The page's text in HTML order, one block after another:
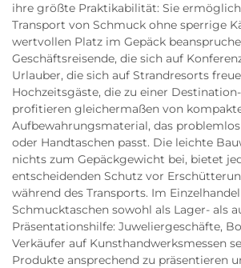
ihre größte Praktikabilität: Sie
Transport von Schmuck ohne sperrige
wertvollen Platz im Gepäck
Geschäftsreisende, die sich auf
Urlauber, die sich auf Strandresorts
Hochzeitsgäste, die zu einer
profitieren gleichermaßen von
Aufbewahrungsmaterial, das
oder Handtaschen passt. Die leichte
nichts zum Gepäckgewicht bei, bietet
entscheidenden Schutz vor
während des Transports. Im
Schmucktaschen sowohl als Lager- als
Präsentationshilfe: Juweliergeschäfte,
Verkäufer auf Kunsthandwerksmessen
Produkte ansprechend zu präsentieren